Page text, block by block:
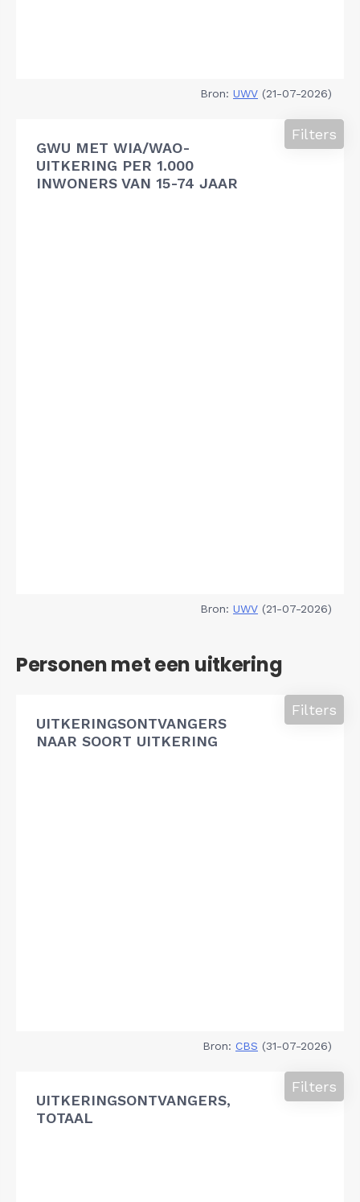
Bron: UWV (21-07-2026)
GWU MET WIA/WAO-
UITKERING PER 1.000
INWONERS VAN 15-74 JAAR
Filters
Bron: UWV (21-07-2026)
Personen met een uitkering
UITKERINGSONTVANGERS
NAAR SOORT UITKERING
Filters
Bron: CBS (31-07-2026)
UITKERINGSONTVANGERS,
TOTAAL
Filters